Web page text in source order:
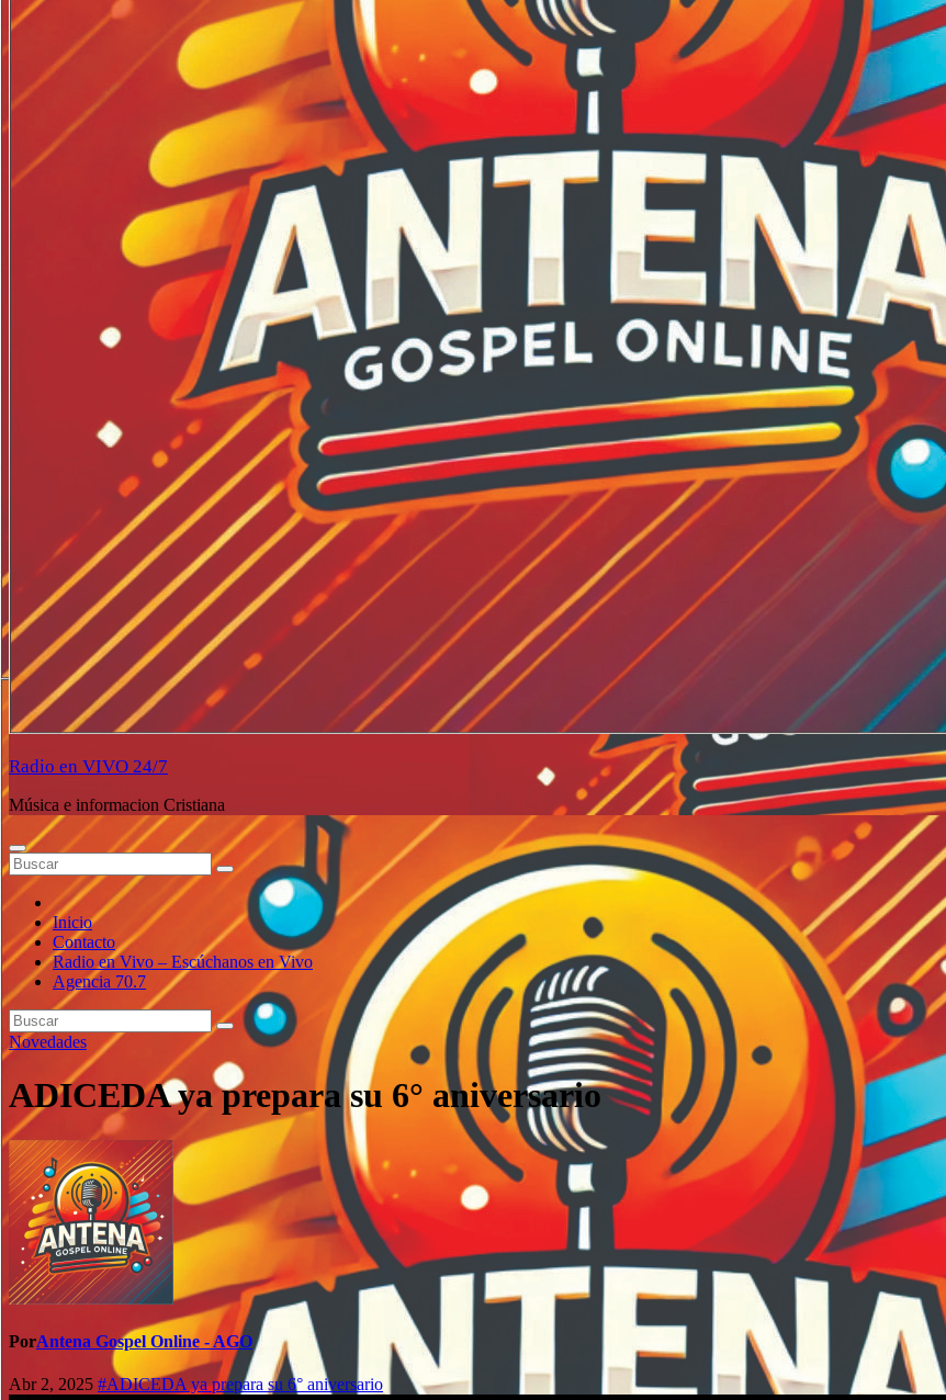
Radio en VIVO 24/7
Música e informacion Cristiana
Inicio
Contacto
Radio en Vivo – Escúchanos en Vivo
Agencia 70.7
Novedades
ADICEDA ya prepara su 6° aniversario
PorAntena Gospel Online - AGO
Abr 2, 2025 #ADICEDA ya prepara su 6° aniversario